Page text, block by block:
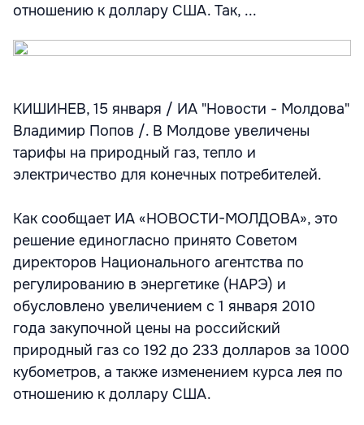
отношению к доллару США. Так, ...
КИШИНЕВ, 15 января / ИА "Новости - Молдова"
Владимир Попов /. В Молдове увеличены
тарифы на природный газ, тепло и
электричество для конечных потребителей.
Как сообщает ИА «НОВОСТИ-МОЛДОВА», это
решение единогласно принято Советом
директоров Национального агентства по
регулированию в энергетике (НАРЭ) и
обусловлено увеличением с 1 января 2010
года закупочной цены на российский
природный газ со 192 до 233 долларов за 1000
кубометров, а также изменением курса лея по
отношению к доллару США.